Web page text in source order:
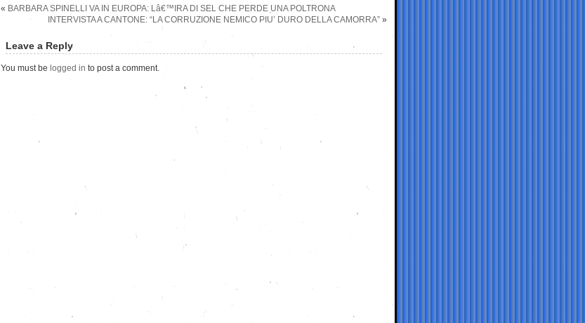
« BARBARA SPINELLI VA IN EUROPA: Lâ€™IRA DI SEL CHE PERDE UNA POLTRONA
INTERVISTA A CANTONE: “LA CORRUZIONE NEMICO PIU’ DURO DELLA CAMORRA” »
Leave a Reply
You must be logged in to post a comment.